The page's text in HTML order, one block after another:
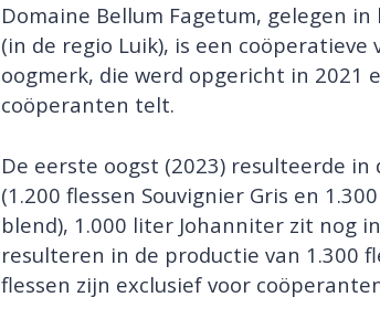
Domaine Bellum Fagetum, gelegen
(in de regio Luik), is een
oogmerk, die werd opgericht in 2021
coöperanten telt.
De eerste oogst (2023) resulteerde
(1.200 flessen Souvignier Gris en
blend), 1.000 liter Johanniter zit nog
resulteren in de productie van 1.300
flessen zijn exclusief voor